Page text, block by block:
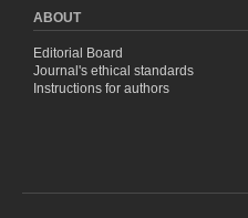
ABOUT
Editorial Board
Journal's ethical standards
Instructions for authors